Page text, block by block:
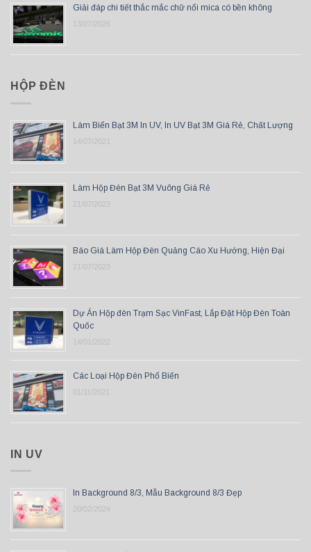
Giải đáp chi tiết thắc mắc chữ nổi mica có bền không
13/07/2026
HỘP ĐÈN
Làm Biển Bạt 3M In UV, In UV Bạt 3M Giá Rẻ, Chất Lượng
14/07/2021
Làm Hộp Đèn Bạt 3M Vuông Giá Rẻ
21/07/2023
Báo Giá Làm Hộp Đèn Quảng Cáo Xu Hướng, Hiện Đại
21/07/2023
Dự Án Hộp đèn Trạm Sạc VinFast, Lắp Đặt Hộp Đèn Toàn
Quốc
14/01/2022
Các Loại Hộp Đèn Phổ Biến
01/11/2021
IN UV
In Background 8/3, Mẫu Background 8/3 Đẹp
20/02/2024